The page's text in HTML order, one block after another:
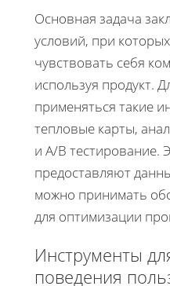
Основная задача
условий, при
чувствовать себя
используя продукт.
применяться такие
тепловые карты,
и A/B тестирование.
предоставляют
можно принимать
для оптимизации
Инструменты
поведения